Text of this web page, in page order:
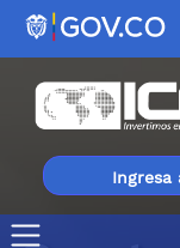
Ingresa